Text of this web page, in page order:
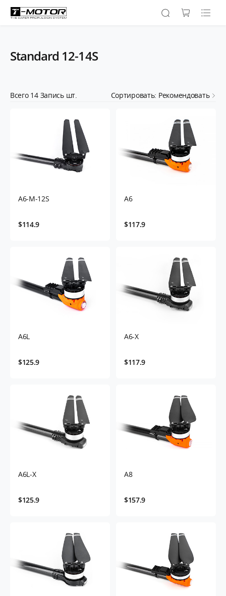
Standard 12-14S
Всего 14Запись шт. Сортировать: Рекомендовать
A6-M-12S
$114.9
A6
$117.9
A6L
$125.9
A6-X
$117.9
A6L-X
$125.9
A8
$157.9